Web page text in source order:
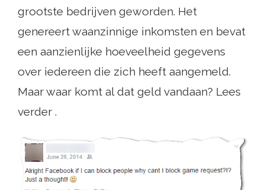
grootste bedrijven geworden. Het
genereert waanzinnige inkomsten en bevat
een aanzienlijke hoeveelheid gegevens
over iedereen die zich heeft aangemeld.
Maar waar komt al dat geld vandaan? Lees
verder .